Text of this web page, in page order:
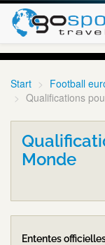
Start Football
Qualifications
Monde
Ententes